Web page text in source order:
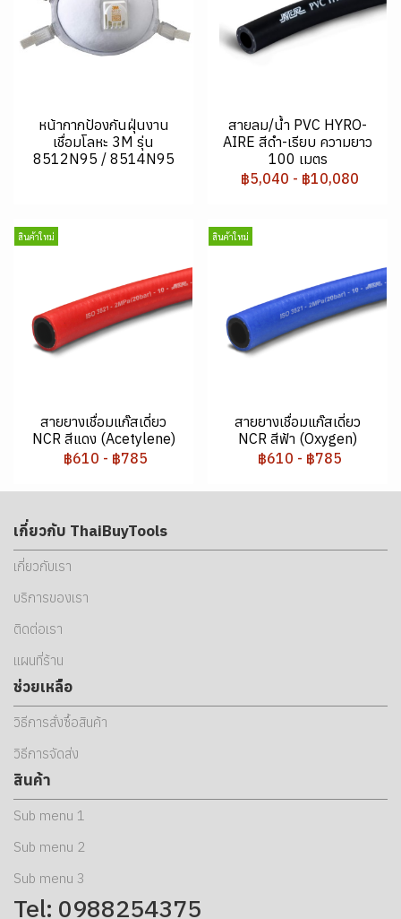
หน้ากากป้องกันฝุ่นงาน
เชื่อมโลหะ 3M รุ่น
8512N95 / 8514N95
สายลม/น้ำ PVC HYRO-
AIRE สีดำ-เรียบ ความยาว
100 เมตร
฿5,040 - ฿10,080
สินค้าใหม่
สายยางเชื่อมแก๊สเดี่ยว
NCR สีแดง (Acetylene)
฿610 - ฿785
สินค้าใหม่
สายยางเชื่อมแก๊สเดี่ยว
NCR สีฟ้า (Oxygen)
฿610 - ฿785
เกี่ยวกับ ThaiBuyTools
เกี่ยวกับเรา
บริการของเรา
ติดต่อเรา
แผนที่ร้าน
ช่วยเหลือ
วิธีการสั่งซื้อสินค้า
วิธีการจัดส่ง
สินค้า
Sub menu 1
Sub menu 2
Sub menu 3
Tel: 0988254375